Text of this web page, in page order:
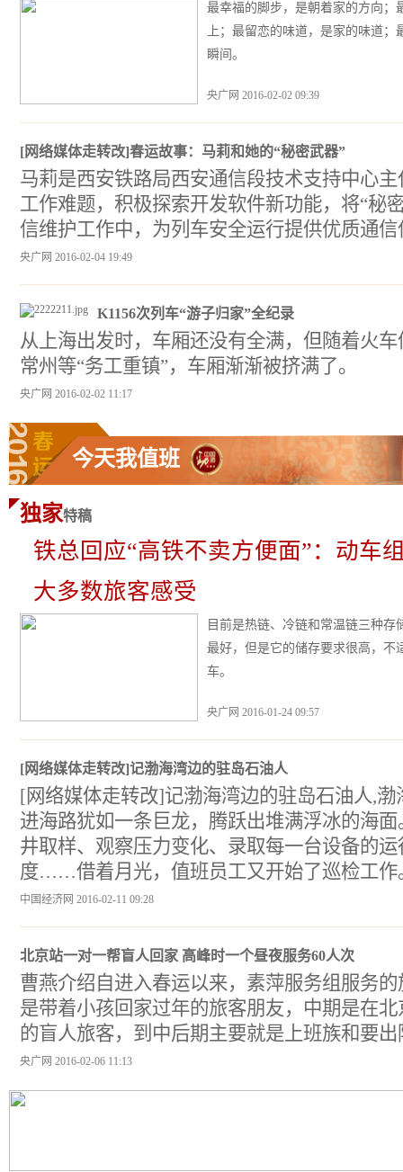
最幸福的脚步，是朝着家的方向；
上；最留恋的味道，是家的味道
瞬间。
央广网 2016-02-02 09:39
[网络媒体走转改]春运故事：马莉和她的“秘密武器”
马莉是西安铁路局西安通信段技术支持中心
工作难题，积极探索开发软件新功能，将“秘
信维护工作中，为列车安全运行提供优质通信
央广网 2016-02-04 19:49
K1156次列车“游子归家”全纪录
从上海出发时，车厢还没有全满，但随着火
常州等“务工重镇”，车厢渐渐被挤满了。
央广网 2016-02-02 11:17
今天我值班
独家特稿
铁总回应“高铁不卖方便面”：动车
大多数旅客感受
目前是热链、冷链和常温链三种存
最好，但是它的储存要求很高，不
车。
央广网 2016-01-24 09:57
[网络媒体走转改]记渤海湾边的驻岛石油人
[网络媒体走转改]记渤海湾边的驻岛石油人,渤
进海路犹如一条巨龙，腾跃出堆满浮冰的海
井取样、观察压力变化、录取每一台设备的
度……借着月光，值班员工又开始了巡检工作
中国经济网 2016-02-11 09:28
北京站一对一帮盲人回家 高峰时一个昼夜服务60人次
曹燕介绍自进入春运以来，素萍服务组服务
是带着小孩回家过年的旅客朋友，中期是在
的盲人旅客，到中后期主要就是上班族和要
央广网 2016-02-06 11:13